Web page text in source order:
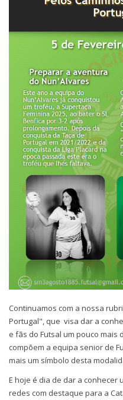
Continuamos com a nossa
Portugal", que visa dar a
e fãs do Futsal um pouco
compõem a equipa senior de
mais um símbolo desta
E hoje é dia de dar a conhecer
redes com destaque para a